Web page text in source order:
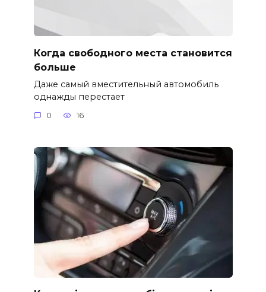
Когда свободного места становится
больше
Даже самый вместительный автомобиль
однажды перестает
0 16